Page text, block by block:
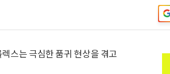
스는 극심한 품귀 현상을 겪고